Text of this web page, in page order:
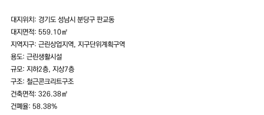
대지위치: 경기도 성남시 분당구 판교동
대지면적: 559.10㎡
지역지구: 근린상업지역, 지구단위계획구역
용도: 근린생활시설
규모: 지하2층, 지상7층
구조: 철근콘크리트구조
건축면적: 326.38㎡
건폐율: 58.38%